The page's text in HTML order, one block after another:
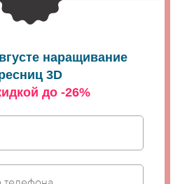
наращивание
3D
до -26%